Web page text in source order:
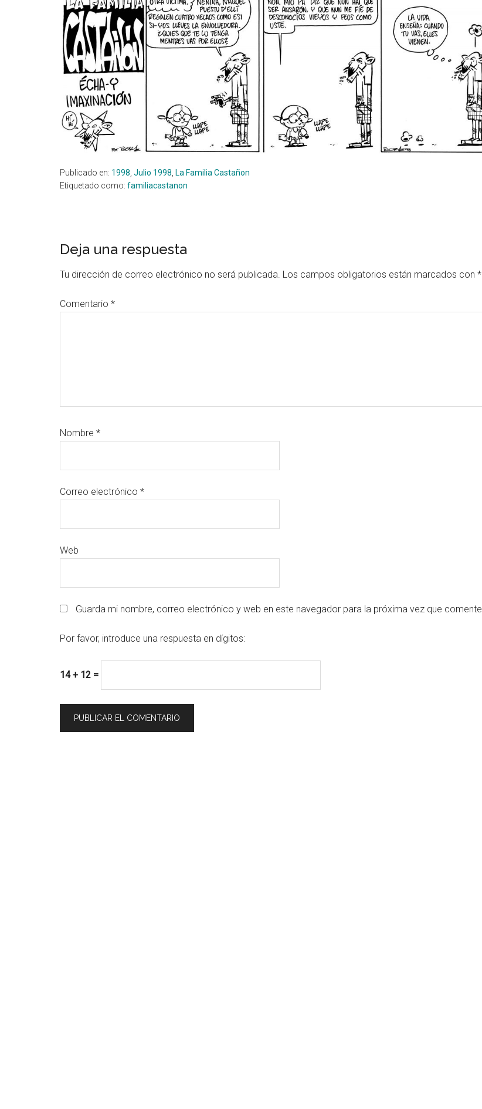
Publicado en: 1998 Julio 1998 La Familia Castañon
Etiquetado como: familiacastanon
Interacciones
con
lectores
Deja una respuesta
Tu dirección de correo electrónico no será publicada. Los campos obligatorios están marcados con *
Comentario *
Nombre *
Correo electrónico *
Web
Guarda mi nombre, correo electrónico y web en este navegador para la próxima vez que comente.
Por favor, introduce una respuesta en dígitos:
14 + 12 =